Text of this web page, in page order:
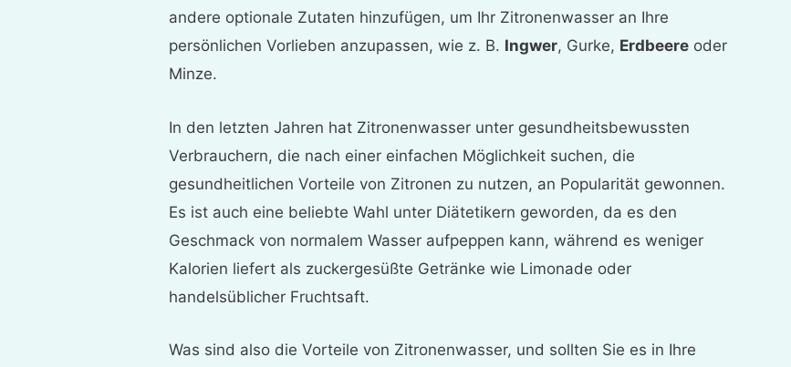
andere optionale Zutaten hinzufügen, um Ihr Zitronenwasser an Ihre
persönlichen Vorlieben anzupassen, wie z. B. Ingwer, Gurke, Erdbeere oder
Minze.
In den letzten Jahren hat Zitronenwasser unter gesundheitsbewussten
Verbrauchern, die nach einer einfachen Möglichkeit suchen, die
gesundheitlichen Vorteile von Zitronen zu nutzen, an Popularität gewonnen.
Es ist auch eine beliebte Wahl unter Diätetikern geworden, da es den
Geschmack von normalem Wasser aufpeppen kann, während es weniger
Kalorien liefert als zuckergesüßte Getränke wie Limonade oder
handelsüblicher Fruchtsaft.
Was sind also die Vorteile von Zitronenwasser, und sollten Sie es in Ihre